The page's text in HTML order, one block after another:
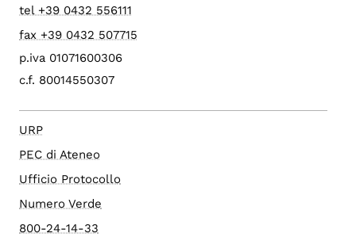
tel +39 0432 556111
fax +39 0432 507715
p.iva 01071600306
c.f. 80014550307
URP
PEC di Ateneo
Ufficio Protocollo
Numero Verde
800-24-14-33